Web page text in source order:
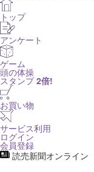
トップ
アンケート
ゲーム
頭の体操
スタンプ2倍!
お買い物
サービス利用
ログイン
会員登録
読売新聞オンライン